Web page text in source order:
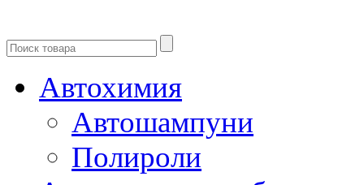
Автохимия
Автошампуни
Полироли